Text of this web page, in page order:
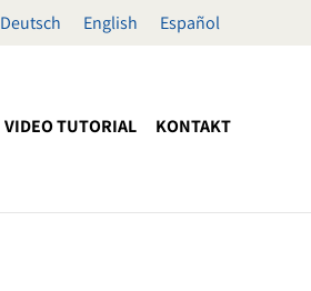
Deutsch English Español
VIDEO TUTORIAL KONTAKT